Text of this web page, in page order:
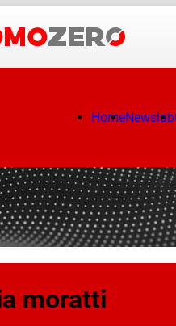
HomeNewslab
moratti